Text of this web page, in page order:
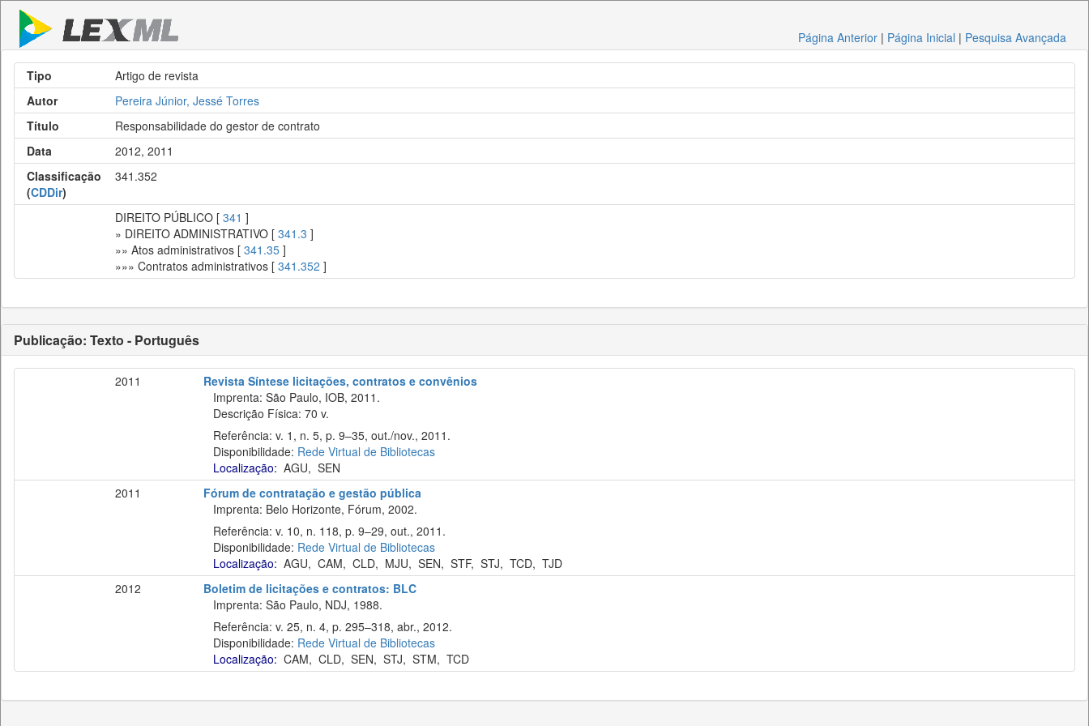
Página Anterior | Página Inicial | Pesquisa Avançada
Tipo
Artigo de revista
Autor
Pereira Júnior, Jessé Torres
Título
Responsabilidade do gestor de contrato
Data
2012, 2011
Classificação
(CDDir)
341.352
DIREITO PÚBLICO [ 341 ]
» DIREITO ADMINISTRATIVO [ 341.3 ]
»» Atos administrativos [ 341.35 ]
»»» Contratos administrativos [ 341.352 ]
Publicação: Texto - Português
2011
Revista Síntese licitações, contratos e convênios
Imprenta: São Paulo, IOB, 2011.
Descrição Física: 70 v.
Referência: v. 1, n. 5, p. 9–35, out./nov., 2011.
Disponibilidade: Rede Virtual de Bibliotecas
Localização: AGU, SEN
2011
Fórum de contratação e gestão pública
Imprenta: Belo Horizonte, Fórum, 2002.
Referência: v. 10, n. 118, p. 9–29, out., 2011.
Disponibilidade: Rede Virtual de Bibliotecas
Localização: AGU, CAM, CLD, MJU, SEN, STF, STJ, TCD, TJD
2012
Boletim de licitações e contratos: BLC
Imprenta: São Paulo, NDJ, 1988.
Referência: v. 25, n. 4, p. 295–318, abr., 2012.
Disponibilidade: Rede Virtual de Bibliotecas
Localização: CAM, CLD, SEN, STJ, STM, TCD